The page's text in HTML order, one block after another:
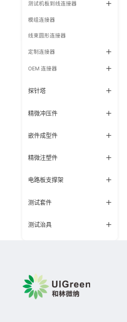
测试机板到线连接器
模组连接器
线束圆形连接器
定制连接器
OEM 连接器
探针塔
精微冲压件
嵌件成型件
精微注塑件
电路板支撑架
测试套件
测试治具